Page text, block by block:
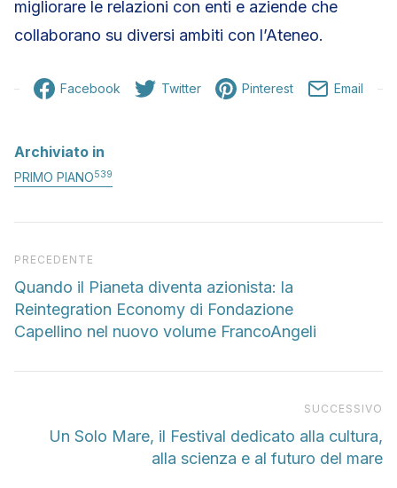
migliorare le relazioni con enti e aziende che
collaborano su diversi ambiti con l’Ateneo.
Facebook Twitter Pinterest Email
Archiviato in
PRIMO PIANO539
Articolo precedente
PRECEDENTE
Quando il Pianeta diventa azionista: la
Reintegration Economy di Fondazione
Capellino nel nuovo volume FrancoAngeli
SUCCESSIVO
Un Solo Mare, il Festival dedicato alla cultura,
alla scienza e al futuro del mare